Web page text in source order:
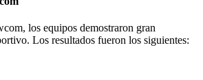
los equipos demostraron gran
Los resultados fueron los siguientes: